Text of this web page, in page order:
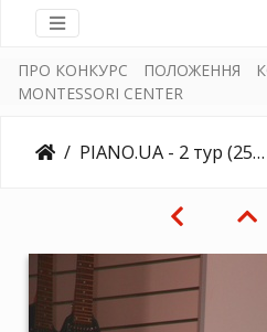
ПРО КОНКУРС ПОЛОЖЕННЯ
MONTESSORI CENTER
PIANO.UA - 2 тур (25.03.2018)